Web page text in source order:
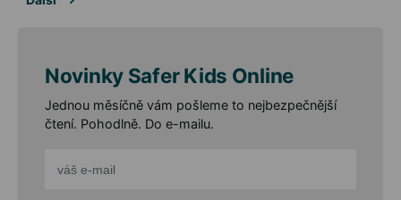
Novinky Safer Kids Online
Jednou měsíčně vám pošleme to nejbezpečnější
čtení. Pohodlně. Do e-mailu.